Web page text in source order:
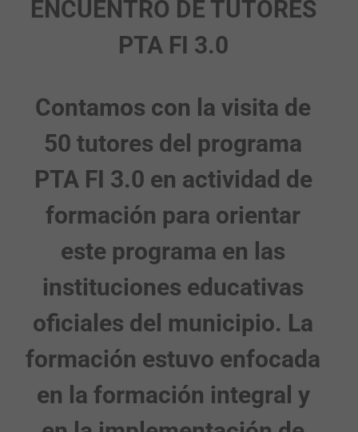
ENCUENTRO DE TUTORES
PTA FI 3.0
Contamos con la visita de
50 tutores del programa
PTA FI 3.0 en actividad de
formación para orientar
este programa en las
instituciones educativas
oficiales del municipio. La
formación estuvo enfocada
en la formación integral y